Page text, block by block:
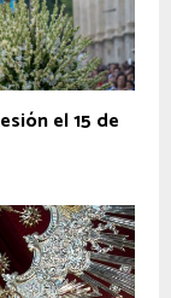
el 15 de